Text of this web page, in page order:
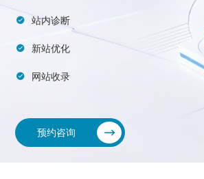
站内诊断
新站优化
网站收录
预约咨询